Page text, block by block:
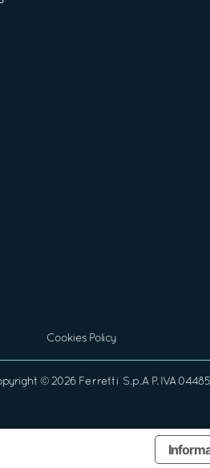
Cookies Policy
© 2026 Ferretti S.p.A P. IVA